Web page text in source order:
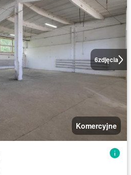
6zdjęcia
Komercyjne